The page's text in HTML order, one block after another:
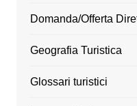
Domanda/Offerta
Geografia Turistica
Glossari turistici